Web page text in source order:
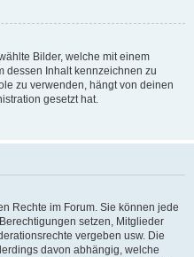
Bilder, welche mit einem
dessen Inhalt kennzeichnen zu
zu verwenden, hängt von deinen
gesetzt hat.
Rechte im Forum. Sie können jede
setzen, Mitglieder
vergeben usw. Die
davon abhängig, welche